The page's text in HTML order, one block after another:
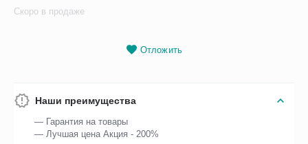
Скоро в продаже
Отложить
Наши преимущества
— Гарантия на товары
— Лучшая цена Акция - 200%